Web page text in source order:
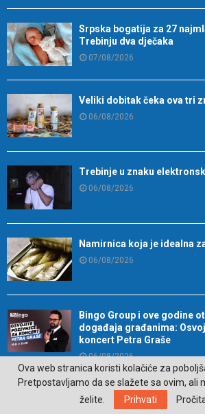
Srpska bogatija za 27
Trebinju dva dječaka
07/08/2026
Veliki dobitak čeka ova tri
06/08/2026
Trebinje u znaku
06/08/2026
Namirnica koja je idealna
06/08/2026
Bingo Group i ove godine
događaja građanima:
koncert Petra Graše
06/08/2026
U Trebinju otvoren
muzike
06/08/2026
Ova web stranica koristi kolačiće za
Pretpostavljamo da se slažete sa ovim, ali
želite.
Prihvati